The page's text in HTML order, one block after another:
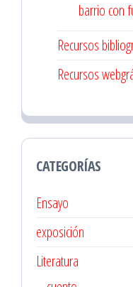
barrio con
Recursos
Recursos
CATEGORÍAS
Ensayo
exposición
Literatura